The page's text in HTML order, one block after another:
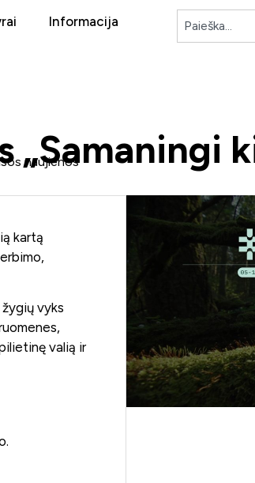
Informacija
„Samaningi
naujienos
kartą
vyks
valią ir